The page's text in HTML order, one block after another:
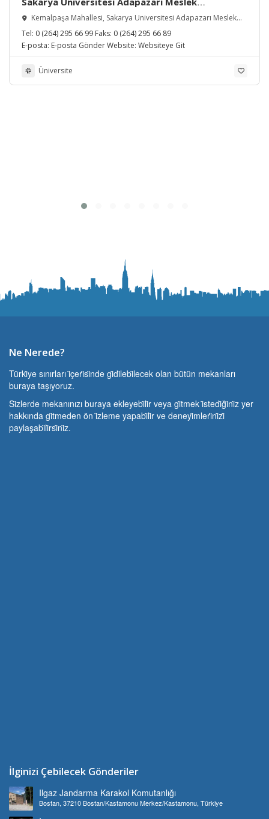
Yüksekokulu
Kemalpaşa Mahallesi, Sakarya Üniversitesi Adapazarı Meslek
Tel: 0 (264) 295 66 99 Faks: 0 (264) 295 66 89
E-posta: E-posta GönderWebsite: Websiteye Git
Üniversite
Ne Nerede?
Türki̇ye sınırları i̇çeri̇si̇nde gi̇di̇lebi̇lecek olan bütün mekanları
buraya taşıyoruz.
Si̇zlerde mekanınızı buraya ekleyebi̇li̇r veya gi̇tmek i̇stedi̇ği̇ni̇z yer
hakkında gi̇tmeden ön i̇zleme yapabi̇li̇r ve deneyi̇mleri̇ni̇zi̇
paylaşabi̇li̇rsi̇ni̇z.
İlginizi Çebilecek Gönderiler
Ilgaz Jandarma Karakol Komutanlığı
Bostan, 37210 Bostan/Kastamonu Merkez/Kastamonu, Türkiye